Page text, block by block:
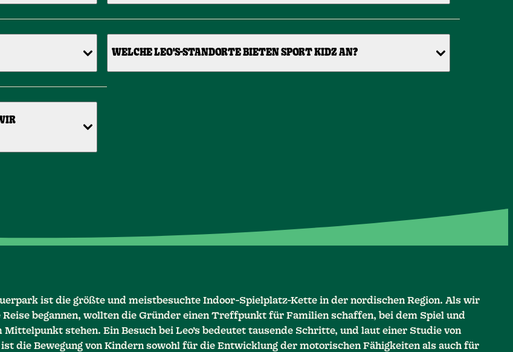
WELCHE LEO'S-STANDORTE BIETEN SPORT KIDZ AN?
ist die größte und meistbesuchte Indoor-Spielplatz-Kette in der nordischen Region. Als wir
begannen, wollten die Gründer einen Treffpunkt für Familien schaffen, bei dem Spiel und
Mittelpunkt stehen. Ein Besuch bei Leo’s bedeutet tausende Schritte, und laut einer Studie von
die Bewegung von Kindern sowohl für die Entwicklung der motorischen Fähigkeiten als auch für